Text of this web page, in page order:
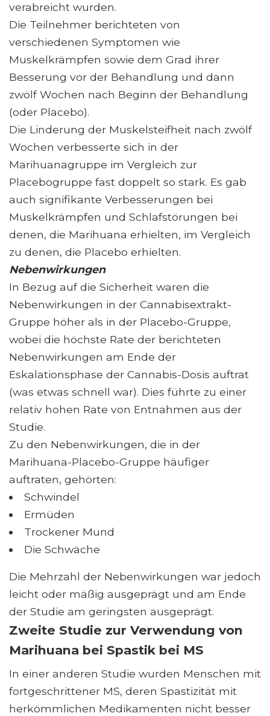
verabreicht wurden.
Die Teilnehmer berichteten von
verschiedenen Symptomen wie
Muskelkrämpfen sowie dem Grad ihrer
Besserung vor der Behandlung und dann
zwölf Wochen nach Beginn der Behandlung
(oder Placebo).
Die Linderung der Muskelsteifheit nach zwölf
Wochen verbesserte sich in der
Marihuanagruppe im Vergleich zur
Placebogruppe fast doppelt so stark. Es gab
auch signifikante Verbesserungen bei
Muskelkrämpfen und Schlafstörungen bei
denen, die Marihuana erhielten, im Vergleich
zu denen, die Placebo erhielten.
Nebenwirkungen
In Bezug auf die Sicherheit waren die
Nebenwirkungen in der Cannabisextrakt-
Gruppe höher als in der Placebo-Gruppe,
wobei die höchste Rate der berichteten
Nebenwirkungen am Ende der
Eskalationsphase der Cannabis-Dosis auftrat
(was etwas schnell war). Dies führte zu einer
relativ hohen Rate von Entnahmen aus der
Studie.
Zu den Nebenwirkungen, die in der
Marihuana-Placebo-Gruppe häufiger
auftraten, gehörten:
Schwindel
Ermüden
Trockener Mund
Die Schwäche
Die Mehrzahl der Nebenwirkungen war jedoch
leicht oder mäßig ausgeprägt und am Ende
der Studie am geringsten ausgeprägt.
Zweite Studie zur Verwendung von
Marihuana bei Spastik bei MS
In einer anderen Studie wurden Menschen mit
fortgeschrittener MS, deren Spastizität mit
herkömmlichen Medikamenten nicht besser